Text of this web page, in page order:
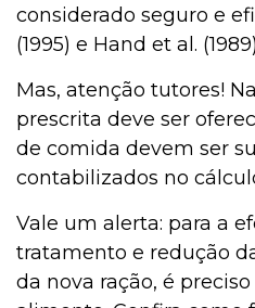
considerado seguro e
(1995) e Hand et al.
Mas, atenção tutores!
prescrita deve ser
de comida devem ser
contabilizados no
Vale um alerta: para a
tratamento e redução
da nova ração, é